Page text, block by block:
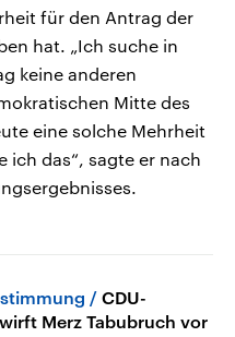
für den Antrag der
hat. „Ich suche in
keine anderen
Mitte des
eine solche Mehrheit
ich das“, sagte er nach
CDU-
Merz Tabubruch vor